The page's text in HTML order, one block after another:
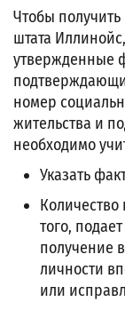
Чтобы
штата
утвержденные
номер
жительства и
необходимо
Указать
Количество
того,
получение
личности
или